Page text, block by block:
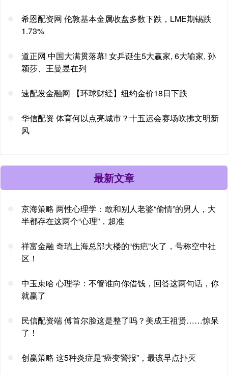
希恩配资网 伦敦基本金属收盘多数下跌，LME期锡跌
1.73%
道正网 中国大满贯落幕! 女乒诞生5大赢家, 6大输家, 孙
颖莎、王曼昱在列
速配发金融网 【环球财经】纽约金价18日下跌
华信配资 体育何以点亮城市？十五运会赛场吹拂文明新
风
最新文章
京海策略 两性心理学：敢和别人老婆“偷情”的男人，大
半都存在这两个“心理”，超准
祥富金融 奇瑞上海总部大楼的“伤疤”火了，号称空中社
区！
中玉束哈 心理学：不管谁向你借钱，回答这两句话，你
就赢了
民信配资端 傅首尔脸这是整了吗？美成王祖贤……惊呆
了！
创赢策略 这5种炎症是“癌变警报”，最该早点扑灭